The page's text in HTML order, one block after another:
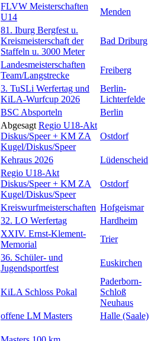
FLVW Meisterschaften
U14
Menden
81. Iburg Bergfest u.
Kreismeisterschaft der
Staffeln u. 3000 Meter
Bad Driburg
Landesmeisterschaften
Team/Langstrecke
Freiberg
3. TuSLi Werfertag und
KiLA-Wurfcup 2026
Berlin-
Lichterfelde
BSC Absporteln Berlin
Abgesagt Regio U18-Akt
Diskus/Speer + KM ZA
Kugel/Diskus/Speer
Ostdorf
Kehraus 2026 Lüdenscheid
Regio U18-Akt
Diskus/Speer + KM ZA
Kugel/Diskus/Speer
Ostdorf
Kreiswurfmeisterschaften Hofgeismar
32. LO Werfertag
Hardheim
XXIV. Ernst-Klement-
Memorial
Trier
36. Schüler- und
Jugendsportfest
Euskirchen
KiLA Schloss Pokal
Paderborn-
Schloß
Neuhaus
offene LM Masters Halle (Saale)